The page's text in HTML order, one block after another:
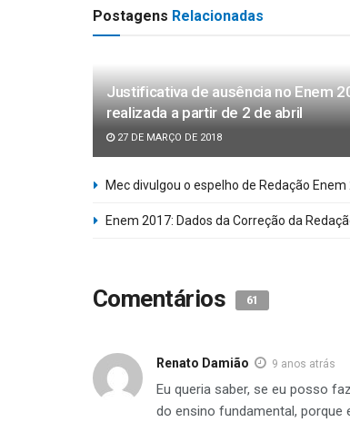
Postagens Relacionadas
Justificativa de ausência no Enem
realizada a partir de 2 de abril
27 DE MARÇO DE 2018
Mec divulgou o espelho de Redação Enem
Enem 2017: Dados da Correção da
Comentários 61
Renato Damião 9 anos atrás
Eu queria saber, se eu posso
do ensino fundamental,